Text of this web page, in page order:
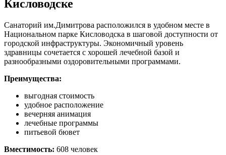
Кисловодске
Санаторий им.Димитрова расположился в удобном месте в
Национальном парке Кисловодска в шаговой доступности от
городской инфраструктуры. Экономичный уровень
здравницы сочетается с хорошей лечебной базой и
разнообразными оздоровительными программами.
Преимущества:
выгодная стоимость
удобное расположение
вечерняя анимация
лечебные программы
питьевой бювет
Вместимость: 608 человек